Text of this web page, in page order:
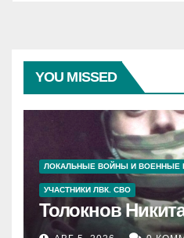
YOU MISSED
ЛОКАЛЬНЫЕ ВОЙНЫ И ВОЕННЫЕ
УЧАСТНИКИ ЛВК. СВО
Толокнов